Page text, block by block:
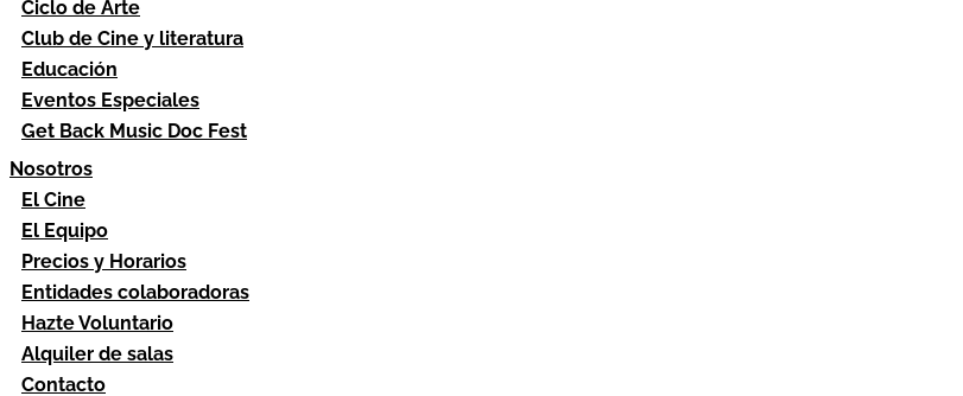
Ciclo de Arte
Club de Cine y literatura
Educación
Eventos Especiales
Get Back Music Doc Fest
Nosotros
El Cine
El Equipo
Precios y Horarios
Entidades colaboradoras
Hazte Voluntario
Alquiler de salas
Contacto